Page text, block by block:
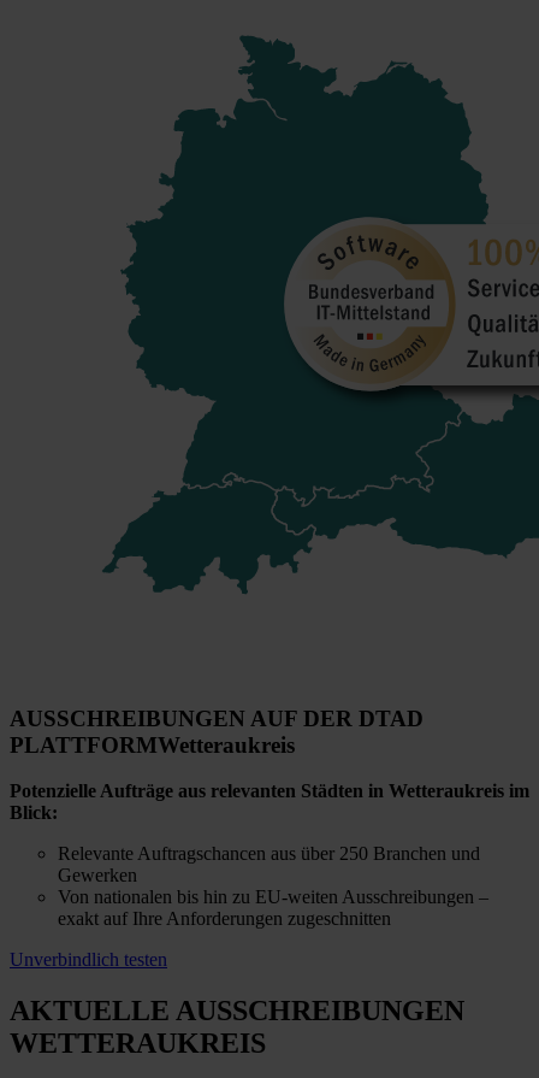
AUSSCHREIBUNGEN AUF DER DTAD
PLATTFORMWetteraukreis
Potenzielle Aufträge aus relevanten Städten in Wetteraukreis im
Blick:
Relevante Auftragschancen aus über 250 Branchen und
Gewerken
Von nationalen bis hin zu EU-weiten Ausschreibungen –
exakt auf Ihre Anforderungen zugeschnitten
Unverbindlich testen
AKTUELLE AUSSCHREIBUNGEN
WETTERAUKREIS